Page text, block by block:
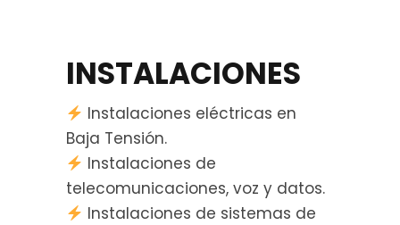
INSTALACIONES
Instalaciones eléctricas en
Baja Tensión.
Instalaciones de
telecomunicaciones, voz y datos.
Instalaciones de sistemas de